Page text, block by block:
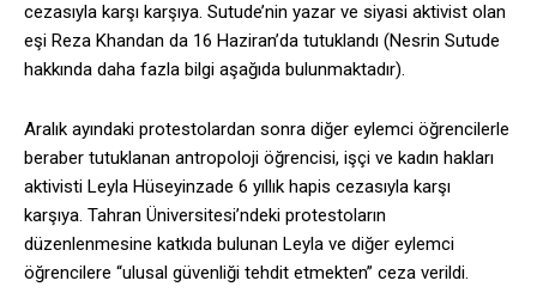
cezasıyla karşı karşıya. Sutude’nin yazar ve siyasi aktivist olan
eşi Reza Khandan da 16 Haziran’da tutuklandı (Nesrin Sutude
hakkında daha fazla bilgi aşağıda bulunmaktadır).
Aralık ayındaki protestolardan sonra diğer eylemci öğrencilerle
beraber tutuklanan antropoloji öğrencisi, işçi ve kadın hakları
aktivisti Leyla Hüseyinzade 6 yıllık hapis cezasıyla karşı
karşıya. Tahran Üniversitesi’ndeki protestoların
düzenlenmesine katkıda bulunan Leyla ve diğer eylemci
öğrencilere “ulusal güvenliği tehdit etmekten” ceza verildi.